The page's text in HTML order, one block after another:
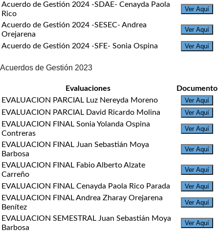
Acuerdo de Gestión 2024 -SDAE- Cenayda Paola
Rico
Ver Aquí
Acuerdo de Gestión 2024 -SESEC- Andrea
Orejarena
Ver Aquí
Acuerdo de Gestión 2024 -SFE- Sonia Ospina Ver Aquí
Acuerdos de Gestión 2023
Evaluaciones
Documento
EVALUACION PARCIAL Luz Nereyda Moreno
Ver Aquí
EVALUACION PARCIAL David Ricardo Molina Ver Aquí
EVALUACION FINAL Sonia Yolanda Ospina
Contreras
Ver Aquí
EVALUACION FINAL Juan Sebastián Moya
Barbosa
Ver Aquí
EVALUACION FINAL Fabio Alberto Alzate
Carreño
Ver Aquí
EVALUACION FINAL Cenayda Paola Rico Parada Ver Aquí
EVALUACION FINAL Andrea Zharay Orejarena
Benítez
Ver Aquí
EVALUACION SEMESTRAL Juan Sebastián Moya
Barbosa
Ver Aquí